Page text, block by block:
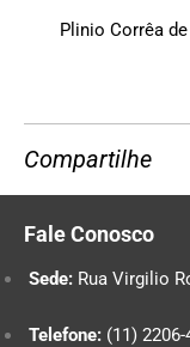
Plinio Corrêa
Compartilhe
Fale Conosco
Sede: Rua Virgilio
Telefone: (11) 2206-